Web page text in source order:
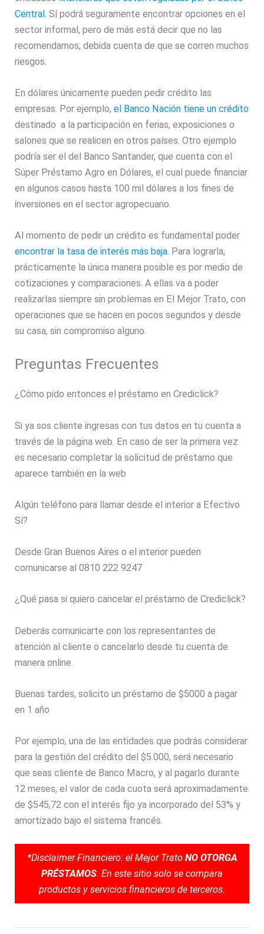
Central . Sí podrá seguramente encontrar opciones en el
sector informal, pero de más está decir que no las
recomendamos, debida cuenta de que se corren muchos
riesgos.
En dólares únicamente pueden pedir crédito las
empresas. Por ejemplo,el Banco Nación tiene un crédito
destinado a la participación en ferias, exposiciones o
salones que se realicen en otros países. Otro ejemplo
podría ser el del Banco Santander, que cuenta con el
Súper Préstamo Agro en Dólares, el cual puede financiar
en algunos casos hasta 100 mil dólares a los fines de
inversiones en el sector agropecuario.
Al momento de pedir un crédito es fundamental poder
encontrar la tasa de interés más baja. Para lograrla,
prácticamente la única manera posible es por medio de
cotizaciones y comparaciones. A ellas va a poder
realizarlas siempre sin problemas en El Mejor Trato, con
operaciones que se hacen en pocos segundos y desde
su casa, sin compromiso alguno.
Preguntas Frecuentes
¿Cómo pido entonces el préstamo en Crediclick?
Si ya sos cliente ingresas con tus datos en tu cuenta a
través de la página web. En caso de ser la primera vez
es necesario completar la solicitud de préstamo que
aparece también en la web
Algún teléfono para llamar desde el interior a Efectivo
Sí?
Desde Gran Buenos Aires o el interior pueden
comunicarse al 0810 222 9247
¿Qué pasa si quiero cancelar el préstamo de Crediclick?
Deberás comunicarte con los representantes de
atención al cliente o cancelarlo desde tu cuenta de
manera online.
Buenas tardes, solicito un préstamo de $5000 a pagar
en 1 año
Por ejemplo, una de las entidades que podrás considerar
para la gestión del crédito del $5.000, será necesario
que seas cliente de Banco Macro, y al pagarlo durante
12 meses, el valor de cada cuota será aproximadamente
de $545,72 con el interés fijo ya incorporado del 53% y
amortizado bajo el sistema francés.
*Disclaimer Financiero: el Mejor Trato NO OTORGA
PRÉSTAMOS. En este sitio solo se compara
productos y servicios financieros de terceros.